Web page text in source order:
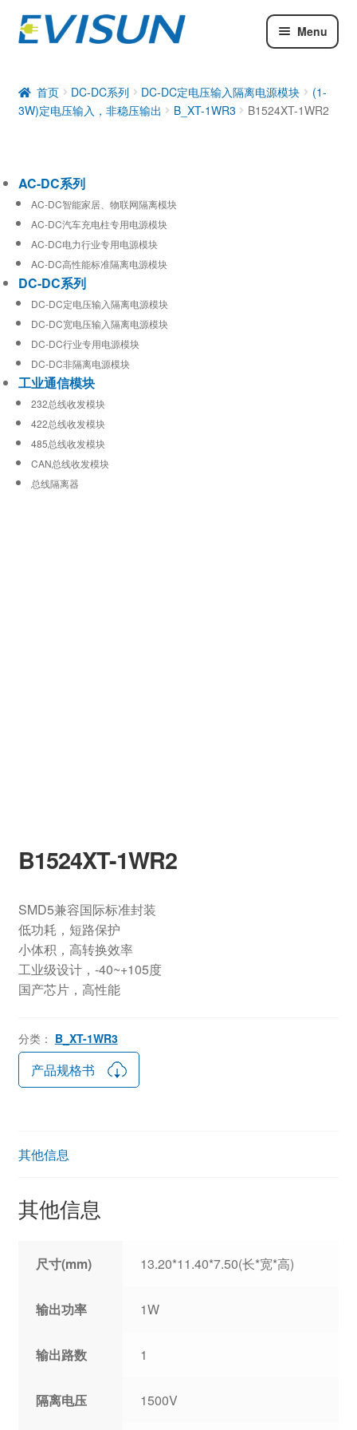
Menu
DC-DC系列
工业通信模块
首页 DC-DC系列 DC-DC定电压输入隔离电源模块
(1-
3W)定电压输入，非稳压输出
B_XT-1WR3 B1524XT-1WR2
B1524XT-1WR2
SMD5兼容国际标准封装
低功耗，短路保护
小体积，高转换效率
工业级设计，-40~+105度
国产芯片，高性能
分类： B_XT-1WR3
产品规格书
其他信息
其他信息
尺寸(mm) 13.20*11.40*7.50(长*宽*高)
输出功率 1W
输出路数 1
隔离电压 1500V
AC-DC系列
AC-DC智能家居、物联网隔离模块
AC-DC汽车充电柱专用电源模块
AC-DC电力行业专用电源模块
AC-DC高性能标准隔离电源模块
DC-DC系列
DC-DC定电压输入隔离电源模块
DC-DC宽电压输入隔离电源模块
DC-DC行业专用电源模块
DC-DC非隔离电源模块
工业通信模块
232总线收发模块
422总线收发模块
485总线收发模块
CAN总线收发模块
总线隔离器